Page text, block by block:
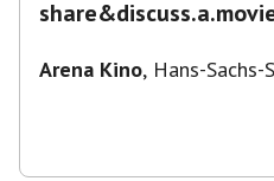
Arena Kino, Hans-